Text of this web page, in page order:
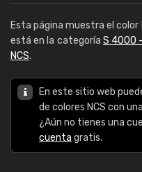
Esta página muestra el color
está en la categoría S 4000
NCS.
En este sitio web
de colores NCS con
¿Aún no tienes una
cuenta gratis.